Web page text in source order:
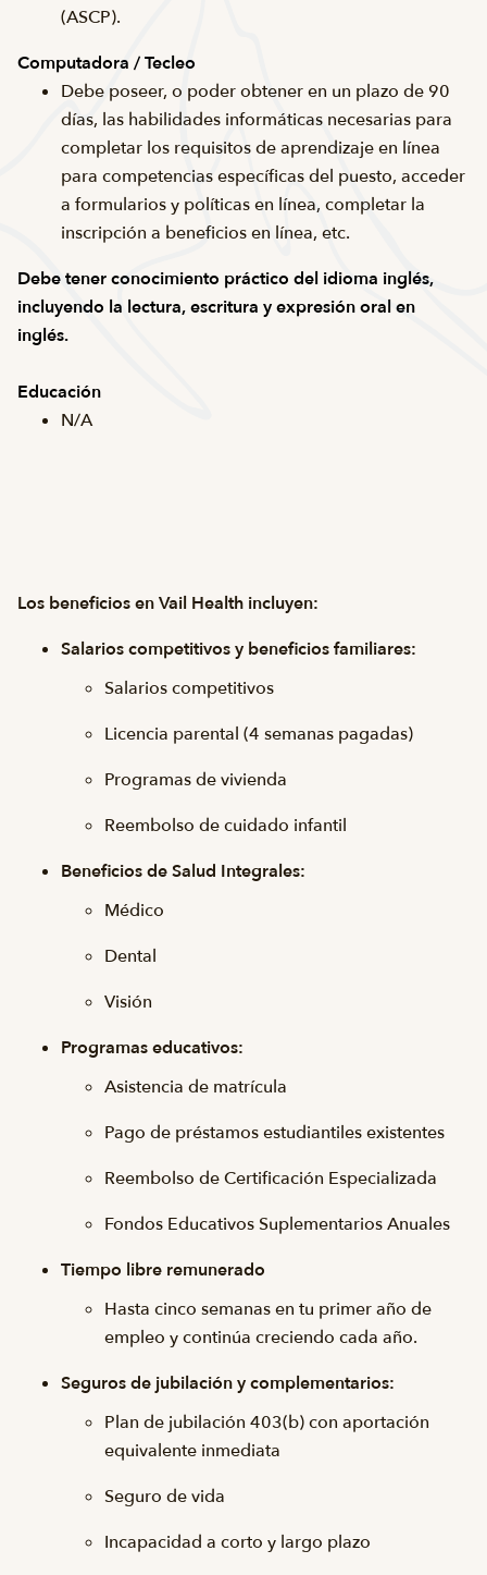
(ASCP).
Computadora / Tecleo
Debe poseer, o poder obtener en un plazo de 90
días, las habilidades informáticas necesarias para
completar los requisitos de aprendizaje en línea
para competencias específicas del puesto, acceder
a formularios y políticas en línea, completar la
inscripción a beneficios en línea, etc.
Debe tener conocimiento práctico del idioma inglés,
incluyendo la lectura, escritura y expresión oral en
inglés.
Educación
N/A
Los beneficios en Vail Health incluyen:
Salarios competitivos y beneficios familiares:
Salarios competitivos
Licencia parental (4 semanas pagadas)
Programas de vivienda
Reembolso de cuidado infantil
Beneficios de Salud Integrales:
Médico
Dental
Visión
Programas educativos:
Asistencia de matrícula
Pago de préstamos estudiantiles existentes
Reembolso de Certificación Especializada
Fondos Educativos Suplementarios Anuales
Tiempo libre remunerado
Hasta cinco semanas en tu primer año de
empleo y continúa creciendo cada año.
Seguros de jubilación y complementarios:
Plan de jubilación 403(b) con aportación
equivalente inmediata
Seguro de vida
Incapacidad a corto y largo plazo